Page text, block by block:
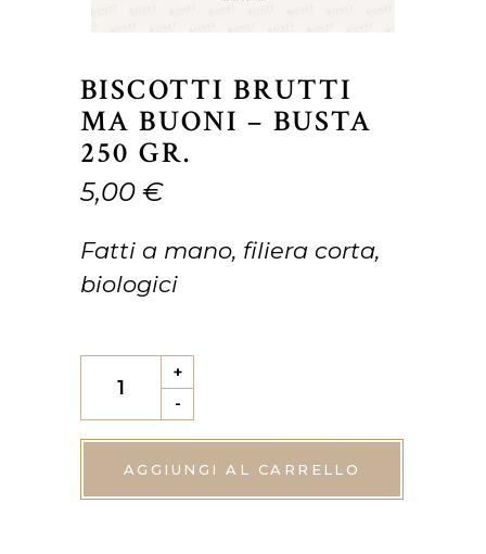
BISCOTTI BRUTTI
MA BUONI – BUSTA
250 GR.
5,00 €
Fatti a mano, filiera corta,
biologici
ma
Buoni
-
-
+
AGGIUNGI AL CARRELLO